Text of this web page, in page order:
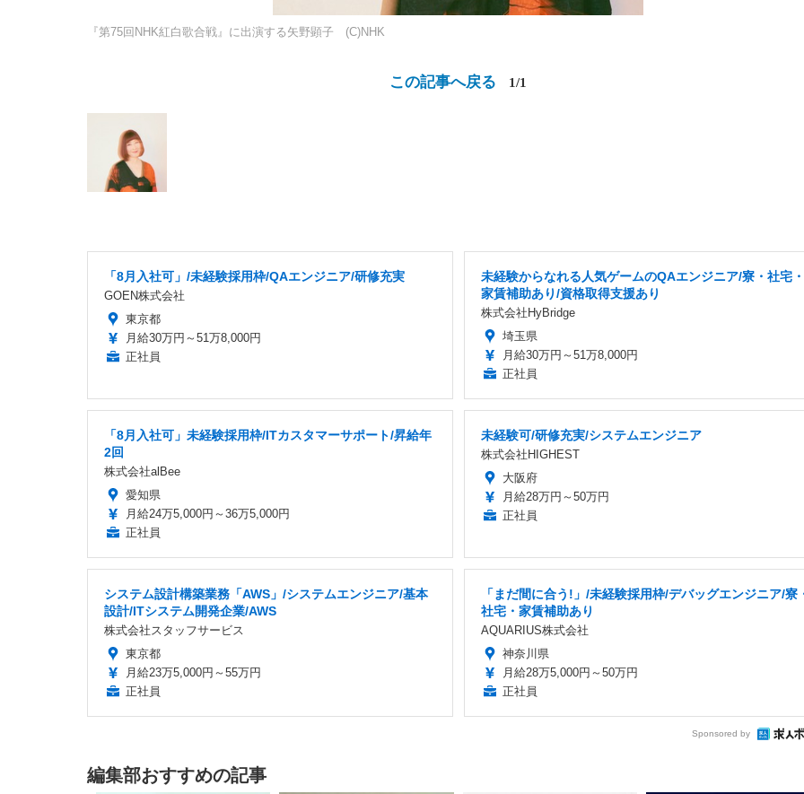
『第75回NHK紅白歌合戦』に出演する矢野顕子 (C)NHK
この記事へ戻る 1/1
「8月入社可」/未経験採用枠/QAエンジニア/研修充実
GOEN株式会社
東京都
月給30万円～51万8,000円
正社員
未経験からなれる人気ゲームのQAエンジニア/寮・社宅・
家賃補助あり/資格取得支援あり
株式会社HyBridge
埼玉県
月給30万円～51万8,000円
正社員
「8月入社可」未経験採用枠/ITカスタマーサポート/昇給年
2回
株式会社alBee
愛知県
月給24万5,000円～36万5,000円
正社員
未経験可/研修充実/システムエンジニア
株式会社HIGHEST
大阪府
月給28万円～50万円
正社員
システム設計構築業務「AWS」/システムエンジニア/基本
設計/ITシステム開発企業/AWS
株式会社スタッフサービス
東京都
月給23万5,000円～55万円
正社員
「まだ間に合う!」/未経験採用枠/デバッグエンジニア/寮
社宅・家賃補助あり
AQUARIUS株式会社
神奈川県
月給28万5,000円～50万円
正社員
Sponsored by
編集部おすすめの記事